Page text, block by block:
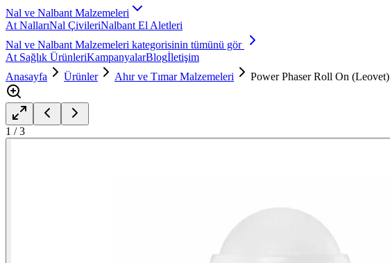
Nal ve Nalbant Malzemeleri
At NallarıNal ÇivileriNalbant El Aletleri
Nal ve Nalbant Malzemeleri kategorisinin tümünü gör
At Sağlık ÜrünleriKampanyalarBlogİletişim
Anasayfa
Ürünler Ahır ve Tımar Malzemeleri Power Phaser Roll On (Leovet)
1 /3